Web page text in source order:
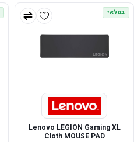
במלאי
Lenovo LEGION Gaming XL
Cloth MOUSE PAD